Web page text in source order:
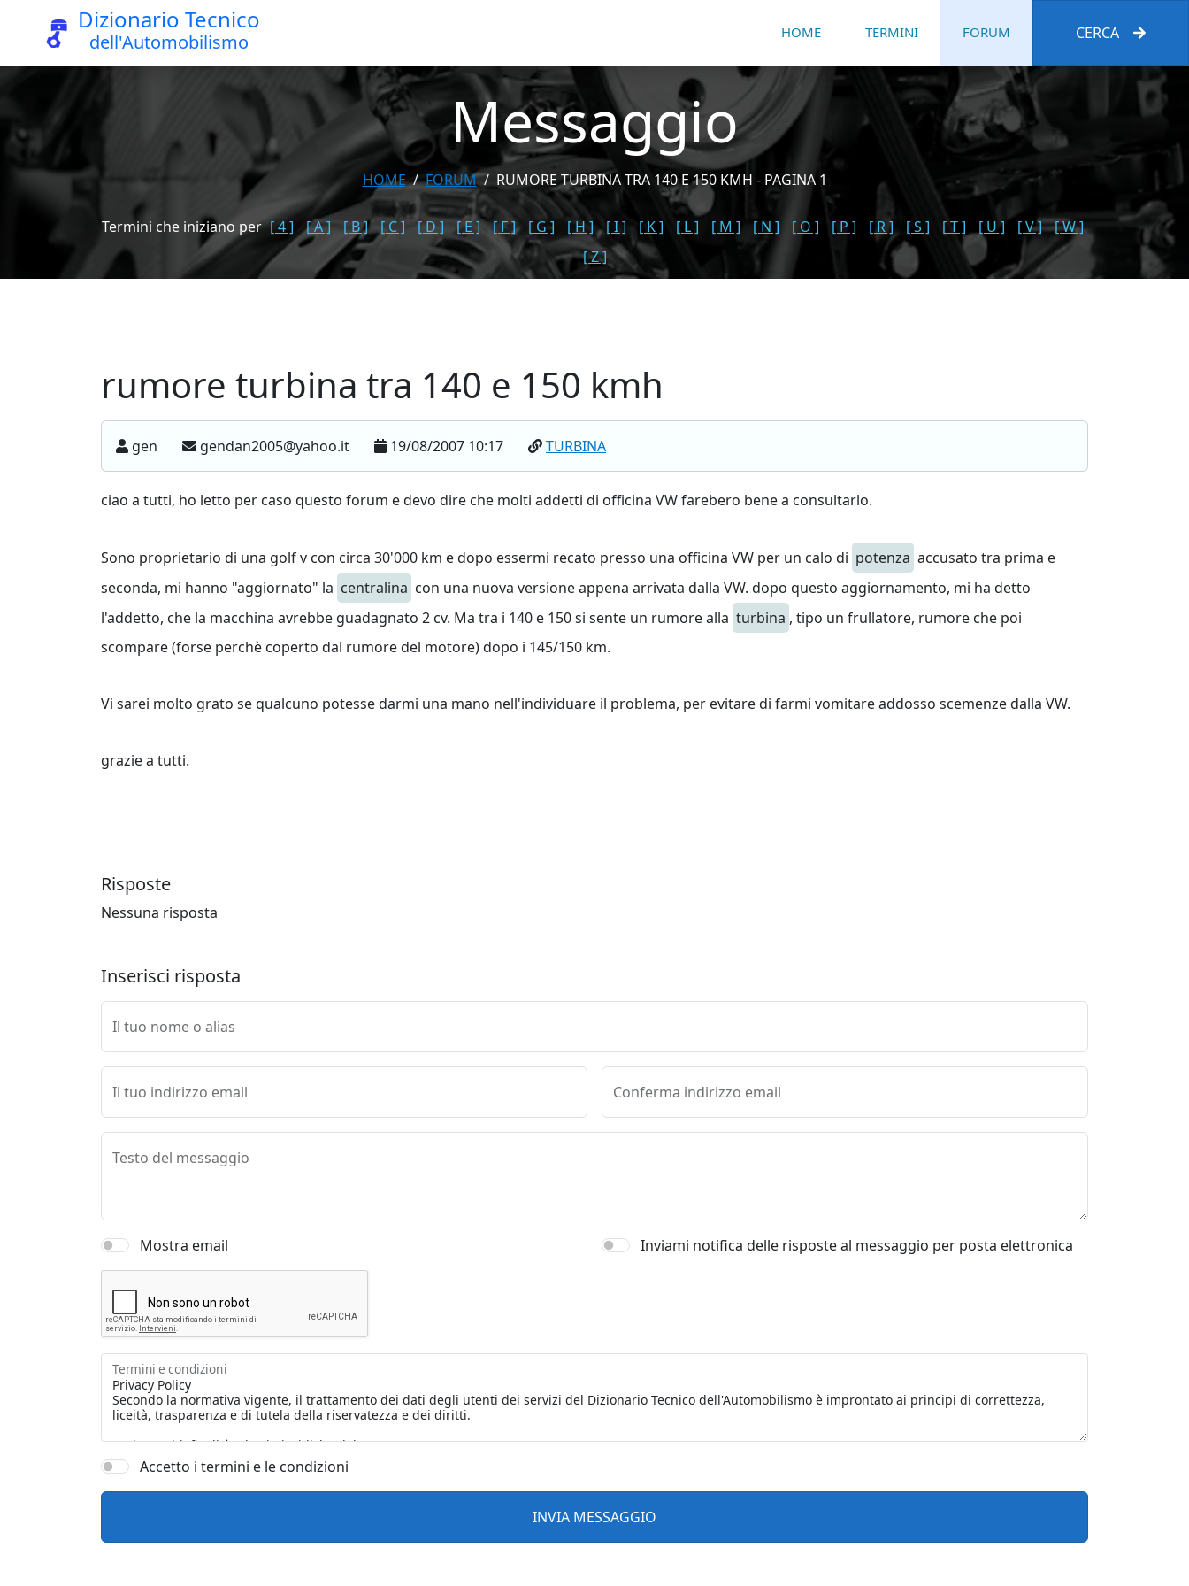
Dizionario Tecnico
dell'Automobilismo HOME TERMINI FORUM CERCA
Messaggio
HOME FORUM RUMORE TURBINA TRA 140 E 150 KMH - PAGINA 1
Termini che iniziano per [ 4 ] [ A ] [ B ] [ C ] [ D ] [ E ] [ F ] [ G ] [ H ] [ I ] [ K ] [ L ] [ M ] [ N ] [ O ] [ P ] [ R ] [ S ] [ T ] [ U ] [ V ]
[ W ]
[ Z ]
rumore turbina tra 140 e 150 kmh
gen gendan2005@yahoo.it 19/08/2007 10:17 TURBINA
ciao a tutti, ho letto per caso questo forum e devo dire che molti addetti di officina VW farebero bene a consultarlo.
Sono proprietario di una golf v con circa 30'000 km e dopo essermi recato presso una officina VW per un calo di potenza accusato tra prima e
seconda, mi hanno "aggiornato" la centralina con una nuova versione appena arrivata dalla VW. dopo questo aggiornamento, mi ha detto
l'addetto, che la macchina avrebbe guadagnato 2 cv. Ma tra i 140 e 150 si sente un rumore alla turbina , tipo un frullatore, rumore che poi
scompare (forse perchè coperto dal rumore del motore) dopo i 145/150 km.
Vi sarei molto grato se qualcuno potesse darmi una mano nell'individuare il problema, per evitare di farmi vomitare addosso scemenze dalla VW.
grazie a tutti.
Risposte
Nessuna risposta
Inserisci risposta
Il tuo nome o alias
Il tuo indirizzo email Conferma indirizzo email
Testo del messaggio
Mostra email Inviami notifica delle risposte al messaggio per posta elettronica
Termini e condizioni
Accetto i termini e le condizioni